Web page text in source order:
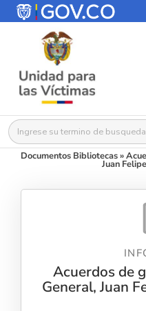
Buscar:
Documentos Bibliotecas»
Juan
Acuerdos de
General, Juan